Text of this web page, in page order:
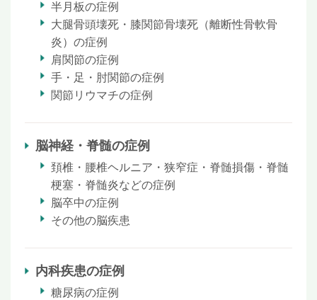
半月板の症例
大腿骨頭壊死・膝関節骨壊死（離断性骨軟骨
炎）の症例
肩関節の症例
手・足・肘関節の症例
関節リウマチの症例
脳神経・脊髄の症例
頚椎・腰椎ヘルニア・狭窄症・脊髄損傷・脊髄
梗塞・脊髄炎などの症例
脳卒中の症例
その他の脳疾患
内科疾患の症例
糖尿病の症例